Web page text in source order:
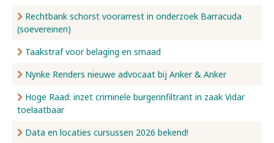
Rechtbank schorst voorarrest in onderzoek Barracuda
(soevereinen)
Taakstraf voor belaging en smaad
Nynke Renders nieuwe advocaat bij Anker & Anker
Hoge Raad: inzet criminele burgerinfiltrant in zaak Vidar
toelaatbaar
Data en locaties cursussen 2026 bekend!